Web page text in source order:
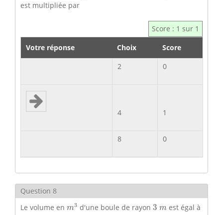
est multipliée par
Score : 1 sur 1
Votre réponse
Choix
Score
2
0
4 1
8 0
Question 8
Le volume en m3
3 d'une boule de rayon 3 m
3 mest égal à